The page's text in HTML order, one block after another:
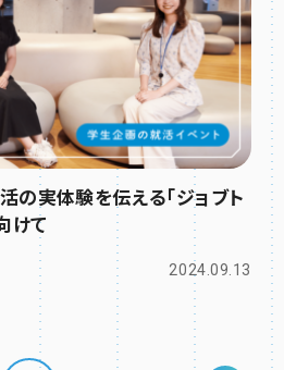
の実体験を伝える「ジョブト
けて
2024.09.13